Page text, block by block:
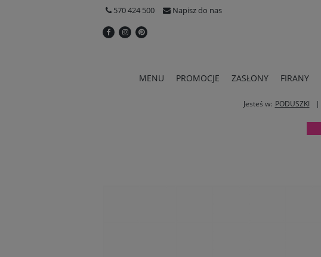
570 424 500 Napisz do nas
MENU PROMOCJE ZASŁONY FIRANY
Jesteś w: PODUSZKI